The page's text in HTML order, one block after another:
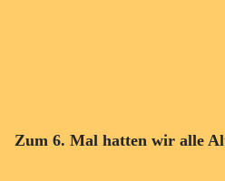
Zum 6. Mal hatten wir alle